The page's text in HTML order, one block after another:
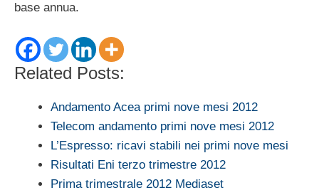
base annua.
Related Posts:
Andamento Acea primi nove mesi 2012
Telecom andamento primi nove mesi 2012
L’Espresso: ricavi stabili nei primi nove mesi
Risultati Eni terzo trimestre 2012
Prima trimestrale 2012 Mediaset